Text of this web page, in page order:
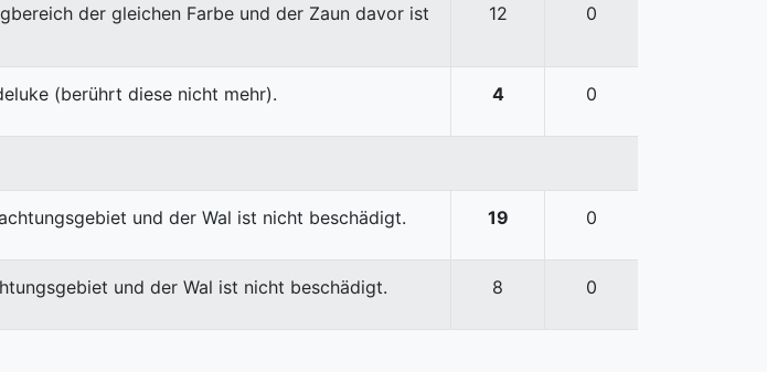
der gleichen Farbe und der Zaun davor ist
12 0
(berührt diese nicht mehr). 4 0
und der Wal ist nicht beschädigt. 19 0
und der Wal ist nicht beschädigt. 8 0